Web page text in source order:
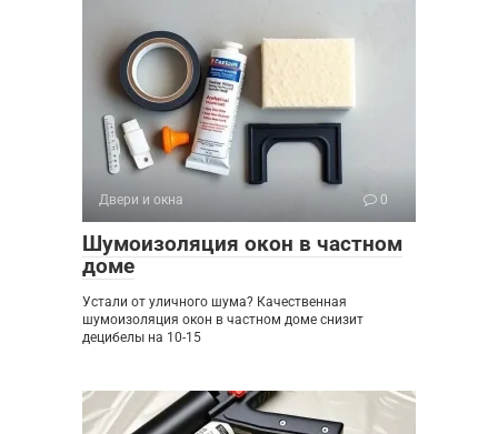
Двери и окна 0
Шумоизоляция окон в частном
доме
Устали от уличного шума? Качественная
шумоизоляция окон в частном доме снизит
децибелы на 10-15